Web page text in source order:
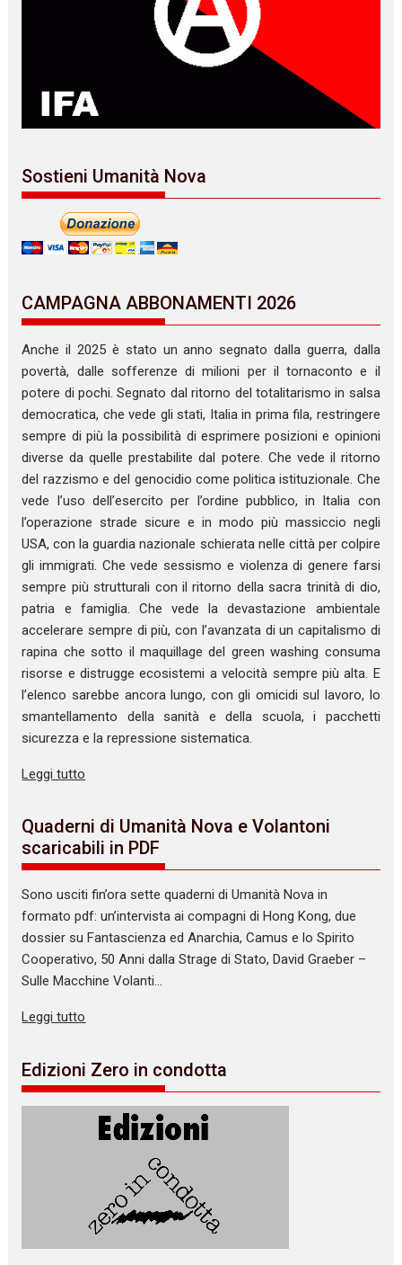
Sostieni Umanità Nova
CAMPAGNA ABBONAMENTI 2026
Anche il 2025 è stato un anno segnato dalla guerra, dalla
povertà, dalle sofferenze di milioni per il tornaconto e il
potere di pochi. Segnato dal ritorno del totalitarismo in salsa
democratica, che vede gli stati, Italia in prima fila, restringere
sempre di più la possibilità di esprimere posizioni e opinioni
diverse da quelle prestabilite dal potere. Che vede il ritorno
del razzismo e del genocidio come politica istituzionale. Che
vede l’uso dell’esercito per l’ordine pubblico, in Italia con
l’operazione strade sicure e in modo più massiccio negli
USA, con la guardia nazionale schierata nelle città per colpire
gli immigrati. Che vede sessismo e violenza di genere farsi
sempre più strutturali con il ritorno della sacra trinità di dio,
patria e famiglia. Che vede la devastazione ambientale
accelerare sempre di più, con l’avanzata di un capitalismo di
rapina che sotto il maquillage del green washing consuma
risorse e distrugge ecosistemi a velocità sempre più alta. E
l’elenco sarebbe ancora lungo, con gli omicidi sul lavoro, lo
smantellamento della sanità e della scuola, i pacchetti
sicurezza e la repressione sistematica.
Leggi tutto
Quaderni di Umanità Nova e Volantoni
scaricabili in PDF
Sono usciti fin’ora sette quaderni di Umanità Nova in
formato pdf: un’intervista ai compagni di Hong Kong, due
dossier su Fantascienza ed Anarchia, Camus e lo Spirito
Cooperativo, 50 Anni dalla Strage di Stato, David Graeber –
Sulle Macchine Volanti…
Leggi tutto
Edizioni Zero in condotta